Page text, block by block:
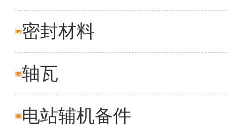
密封材料
轴瓦
电站辅机备件